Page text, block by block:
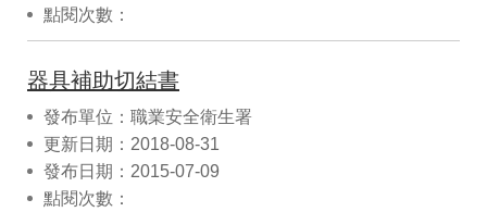
點閱次數：
器具補助切結書
發布單位：職業安全衛生署
更新日期：2018-08-31
發布日期：2015-07-09
點閱次數：